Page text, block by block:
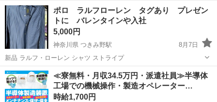
山梨 北杜市
ポロ ラルフローレン タグあり プレゼン
トに バレンタインや入社
5,000円
神奈川県 つきみ野駅
8月7日
新品 ラルフ・ローレン シャツ ストライプ
神奈川 大和市 つきみ野駅 シャツ ブランド
≪寮無料・月収34.5万円・派遣社員≫半導体
工場での機械操作・製造オペレーター…
時給1,700円